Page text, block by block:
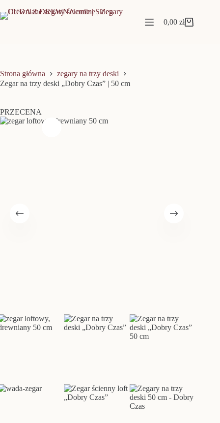
do
treści
Koszyk
0,00zł
Strona główna
zegary na trzy deski
Zegar na trzy deski „Dobry Czas” | 50 cm
PRZECENA